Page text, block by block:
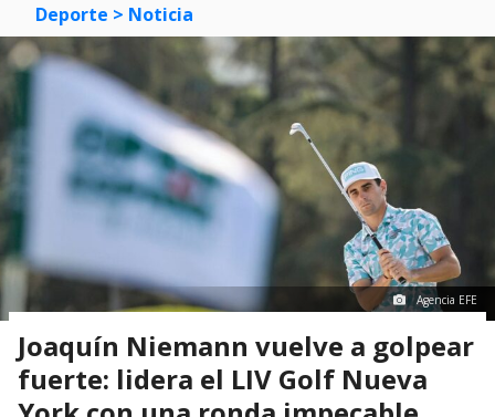
Deporte > Noticia
Agencia EFE
Joaquín Niemann vuelve a golpear
fuerte: lidera el LIV Golf Nueva